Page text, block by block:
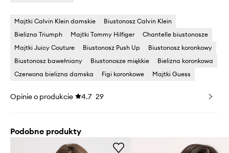
Majtki Calvin Klein damskie
Biustonosz Calvin Klein
Bielizna Triumph
Majtki Tommy Hilfiger
Chantelle biustonosze
Majtki Juicy Couture
Biustonosz Push Up
Biustonosz koronkowy
Biustonosz bawełniany
Biustonosze miękkie
Bielizna koronkowa
Czerwona bielizna damska
Figi koronkowe Majtki Guess
Opinie o produkcie 4.7 29
Podobne produkty